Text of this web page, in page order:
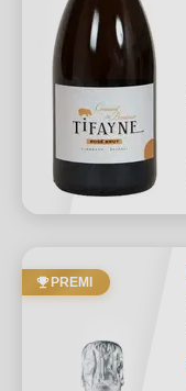
PREMI